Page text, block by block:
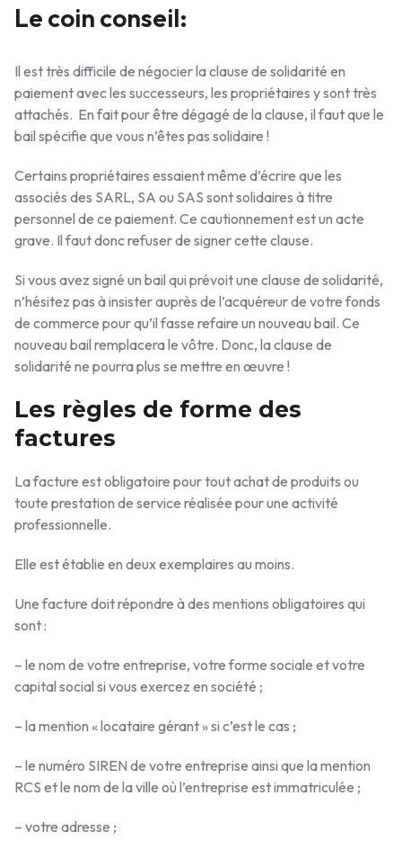
Le coin conseil:
Il est très difficile de négocier la clause de solidarité en
paiement avec les successeurs, les propriétaires y sont très
attachés. En fait pour être dégagé de la clause, il faut que le
bail spécifie que vous n’êtes pas solidaire !
Certains propriétaires essaient même d’écrire que les
associés des SARL, SA ou SAS sont solidaires à titre
personnel de ce paiement. Ce cautionnement est un acte
grave. Il faut donc refuser de signer cette clause.
Si vous avez signé un bail qui prévoit une clause de solidarité,
n’hésitez pas à insister auprès de l’acquéreur de votre fonds
de commerce pour qu’il fasse refaire un nouveau bail. Ce
nouveau bail remplacera le vôtre. Donc, la clause de
solidarité ne pourra plus se mettre en œuvre !
Les règles de forme des
factures
La facture est obligatoire pour tout achat de produits ou
toute prestation de service réalisée pour une activité
professionnelle.
Elle est établie en deux exemplaires au moins.
Une facture doit répondre à des mentions obligatoires qui
sont :
– le nom de votre entreprise, votre forme sociale et votre
capital social si vous exercez en société ;
– la mention « locataire gérant » si c’est le cas ;
– le numéro SIREN de votre entreprise ainsi que la mention
RCS et le nom de la ville où l’entreprise est immatriculée ;
– votre adresse ;